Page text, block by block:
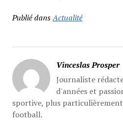
Publié dansActualité
Vinceslas Prosper
Journaliste
d'années et
sportive, plus
football.